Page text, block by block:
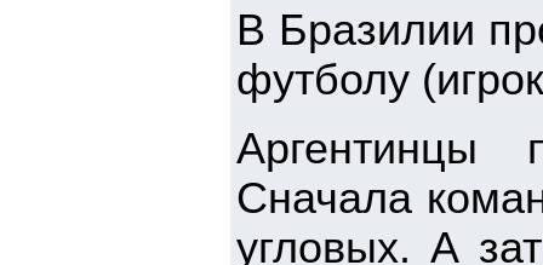
В Бразилии
футболу
Аргентинцы
Сначала
угловых. А